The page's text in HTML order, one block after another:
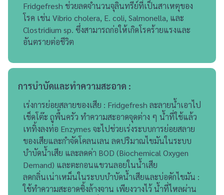
Fridgefresh ช่วยลดจำนวนจุลินทรีย์ที่เป็นสาเหตุของ
โรค เช่น Vibrio cholera, E. coli, Salmonella, และ
Clostridium sp. ซึ่งสามารถก่อให้เกิดโรคร้ายแรงและ
อันตรายต่อชีวิต
การบำบัดและทำความสะอาด :
เร่งการย่อยสลายของเสีย : Fridgefresh ละลายน้ำเอาไป
เช็ดโต๊ะ ถูพื้นครัว ทำความสะอาดจุดต่าง ๆ น้ำที่ใช้แล้ว
เททิ้งลงท่อ Enzymes จะไปช่วยเร่งระบบการย่อยสลาย
ของเสียและกำจัดโคลนเลน ลดปริมาณไขมันในระบบ
บำบัดน้ำเสีย และลดค่า BOD (Biochemical Oxygen
Demand) และตะกอนแขวนลอยในน้ำเสีย
ลดกลิ่นเน่าเหม็นในระบบบำบัดน้ำเสียและบ่อดักไขมัน :
ใช้ทำความสะอาดซิ้งล้างจาน เพียงวางไว้ น้ำที่ไหลผ่าน